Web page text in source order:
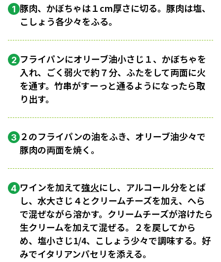
1 豚肉、かぼちゃは１cm厚さに切る。豚肉は塩、
こしょう各少々をふる。
2 フライパンにオリーブ油小さじ１、かぼちゃを
入れ、ごく弱火で約７分、ふたをして両面に火
を通す。竹串がすーっと通るようになったら取
り出す。
3 ２のフライパンの油をふき、オリーブ油少々で
豚肉の両面を焼く。
4 ワインを加えて強火にし、アルコール分をとば
し、水大さじ４とクリームチーズを加え、へら
で混ぜながら溶かす。クリームチーズが溶けたら
生クリームを加えて混ぜる。２を戻してから
め、塩小さじ1/4、こしょう少々で調味する。好
みでイタリアンパセリを添える。